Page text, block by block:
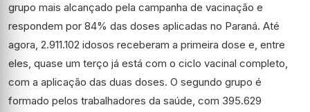
grupo mais alcançado pela campanha de vacinação e
respondem por 84% das doses aplicadas no Paraná. Até
agora, 2.911.102 idosos receberam a primeira dose e, entre
eles, quase um terço já está com o ciclo vacinal completo,
com a aplicação das duas doses. O segundo grupo é
formado pelos trabalhadores da saúde, com 395.629